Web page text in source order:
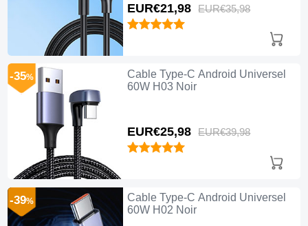
EUR€21,98 EUR€35,98
Cable Type-C Android Universel
60W H03 Noir
EUR€25,98 EUR€39,98
-35%
Cable Type-C Android Universel
60W H02 Noir
-39%